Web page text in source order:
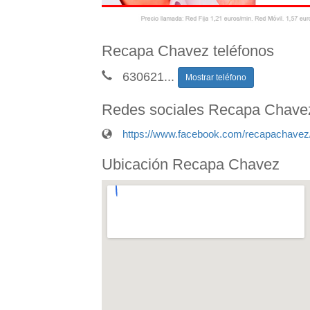
Recapa Chavez teléfonos
630621... Mostrar teléfono
Redes sociales Recapa
https://www.facebook.com/
Ubicación Recapa Chavez